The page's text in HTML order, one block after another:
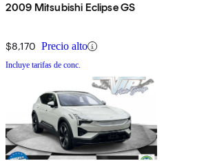
2009 Mitsubishi Eclipse GS
$8,170 Precio alto
Incluye tarifas de conc.